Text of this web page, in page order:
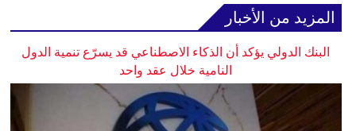
المزيد من الأخبار
البنك الدولي يؤكد أن الذكاء الاصطناعي قد يسرّع تنمية الدول
النامية خلال عقد واحد